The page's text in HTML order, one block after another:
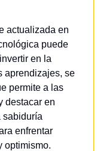
actualizada en
puede
en la
aprendizajes, se
permite a las
destacar en
sabiduría
enfrentar
optimismo.